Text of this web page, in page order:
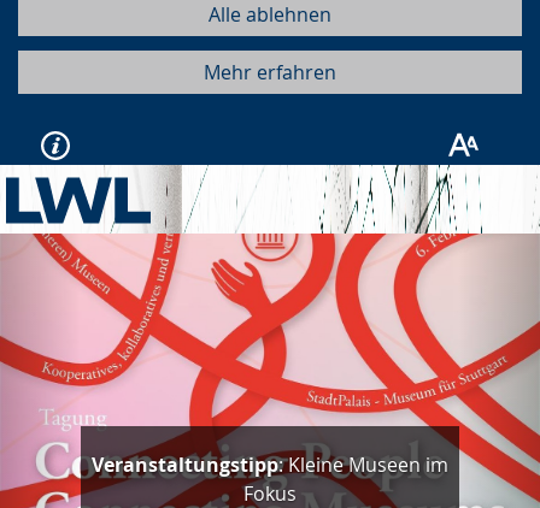
Alle ablehnen
Mehr erfahren
Veranstaltungstipp: Kleine Museen im
Fokus
Vorherige